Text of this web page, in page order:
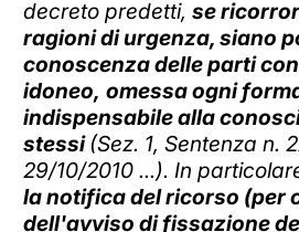
decreto predetti, se
ragioni di urgenza, siano
conoscenza delle parti
idoneo, omessa ogni
indispensabile alla
stessi (Sez. 1, Sentenza n.
29/10/2010 ...). In
la notifica del ricorso (per
dell'avviso di fissazione